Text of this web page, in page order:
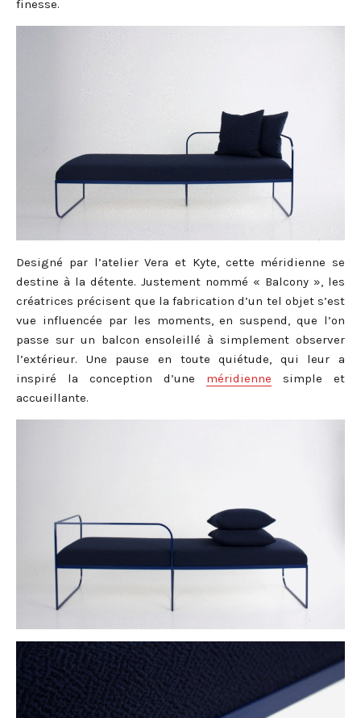
finesse.
Designé par l’atelier Vera et Kyte, cette méridienne se
destine à la détente. Justement nommé « Balcony », les
créatrices précisent que la fabrication d’un tel objet s’est
vue influencée par les moments, en suspend, que l’on
passe sur un balcon ensoleillé à simplement observer
l’extérieur. Une pause en toute quiétude, qui leur a
inspiré la conception d’une méridienne simple et
accueillante.